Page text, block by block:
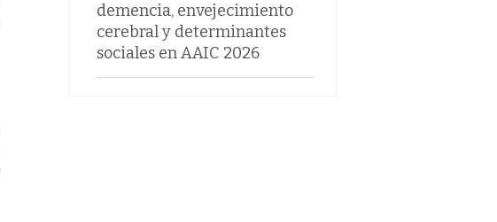
demencia, envejecimiento
cerebral y determinantes
sociales en AAIC 2026